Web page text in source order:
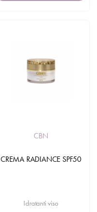
CBN
CREMA RADIANCE SPF50
Idratanti viso